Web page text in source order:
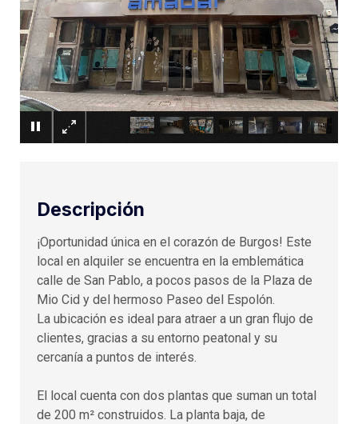
×
Descripción
¡Oportunidad única en el corazón de Burgos! Este
local en alquiler se encuentra en la emblemática
calle de San Pablo, a pocos pasos de la Plaza de
Mio Cid y del hermoso Paseo del Espolón.
La ubicación es ideal para atraer a un gran flujo de
clientes, gracias a su entorno peatonal y su
cercanía a puntos de interés.
El local cuenta con dos plantas que suman un total
de 200 m² construidos. La planta baja, de